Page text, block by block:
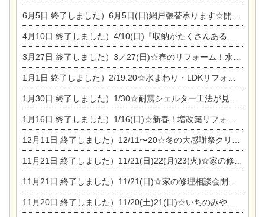
6月5日 終了しました）6月5日(日)網戸張替承ります☆開催！
4月10日 終了しました）4/10(日)『収納がたくさんあるおうち現場見学会』
3月27日 終了しました）3／27(日)☆春のリフォーム！水まわりLDKリフォーム相談会&今がチャンス！エアコン相談会
1月1日 終了しました）2/19.20☆水まわり・LDKリフォーム相談会＆エアコン相談会
1月30日 終了しました）1/30☆耐震シェルター工法が見れる完成見学会
1月16日 終了しました）1/16(日)☆新春！増改築リフォーム&家の修理まつり
12月11日 終了しました）12/11〜20☆冬の大感謝祭クリスマス相談会開催
11月21日 終了しました）11/21(日)22(月)23(火)☆家の修理まつり＆増改築リフォーム相談会
11月21日 終了しました）11/21(日)☆家の修理相談会開催 in 扶桑オークビレッジ
11月20日 終了しました）11/20(土)21(日)☆いちのみや逸品市に出店します【ひのきのバラ販売】